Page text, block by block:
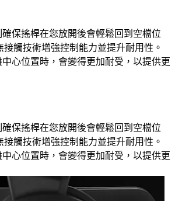
保搖桿在您放開後會輕鬆回到空檔位
觸技術增強控制能力並提升耐用性。
心位置時，會變得更加耐受，以提供更
保搖桿在您放開後會輕鬆回到空檔位
觸技術增強控制能力並提升耐用性。
心位置時，會變得更加耐受，以提供更